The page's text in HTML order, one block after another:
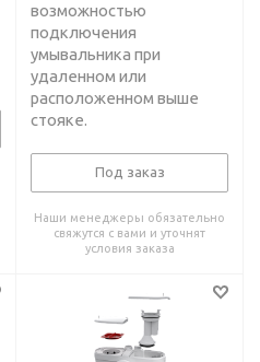
возможностью
подключения
умывальника при
удаленном или
расположенном выше
стояке.
Под заказ
Наши менеджеры обязательно
свяжутся с вами и уточнят
условия заказа